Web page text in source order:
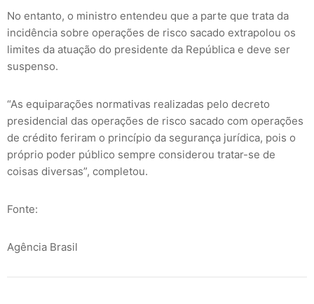
No entanto, o ministro entendeu que a parte que trata da
incidência sobre operações de risco sacado extrapolou os
limites da atuação do presidente da República e deve ser
suspenso.
“As equiparações normativas realizadas pelo decreto
presidencial das operações de risco sacado com operações
de crédito feriram o princípio da segurança jurídica, pois o
próprio poder público sempre considerou tratar-se de
coisas diversas”, completou.
Fonte:
Agência Brasil